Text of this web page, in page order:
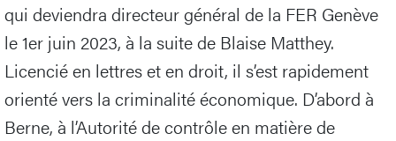
qui deviendra directeur général de la FER Genève
le 1er juin 2023, à la suite de Blaise Matthey.
Licencié en lettres et en droit, il s’est rapidement
orienté vers la criminalité économique. D’abord à
Berne, à l’Autorité de contrôle en matière de